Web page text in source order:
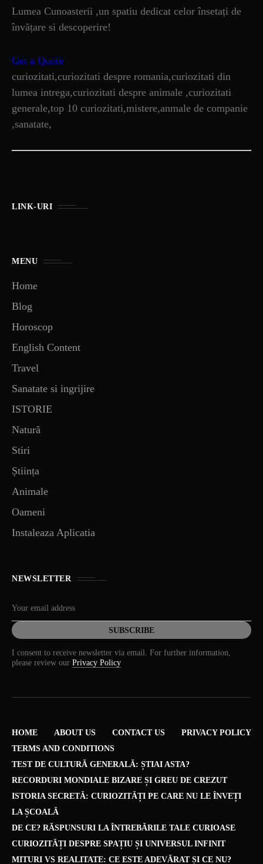
Lumea Cunoasterii ,un spatiu dedicat celor însetați de
învățare si descoperire!
Get a Quote
curiozitati,curiozitati despre romania,curiozitati din
lumea intrega,curiozitati despre animale ,curiozitati
generale,top 10 curiozitati,mistere,anmale de companie
,sanatate,
LINK-URI
MENU
Home
Blog
Horoscop
English Content
Travel
Sanatate si ingrijire
ISTORIE
Natură
Stiri
Știința
Animale
Oameni
Instaleaza Aplicatia
NEWSLETTER
I consent to receive newsletter via email. For further information,
please review our Privacy Policy
HOME ABOUT US CONTACT US
PRIVACY POLICY
TERMS AND CONDITIONS
TEST DE CULTURĂ GENERALĂ: ȘTIAI ASTA?
RECORDURI MONDIALE BIZARE ȘI GREU DE CREZUT
ISTORIA SECRETĂ: CURIOZITĂȚI PE CARE NU LE ÎNVEȚI
LA ȘCOALĂ
DE CE? RĂSPUNSURI LA ÎNTREBĂRILE TALE CURIOASE
CURIOZITĂȚI DESPRE SPAȚIU ȘI UNIVERSUL INFINIT
MITURI VS REALITATE: CE ESTE ADEVĂRAT ȘI CE NU?